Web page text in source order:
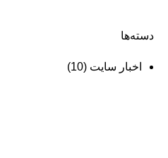
دسته‌ها
اخبار سایت (10)